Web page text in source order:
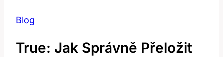
Blog
True: Jak Správně Přeložit